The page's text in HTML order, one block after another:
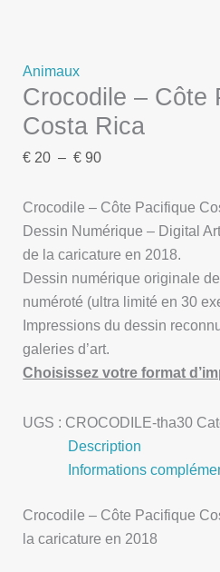
Animaux
Crocodile – Côte
Costa Rica
€ 20 – € 90
Crocodile – Côte Pacifique
Dessin Numérique – Digital
de la caricature en 2018.
Dessin numérique originale
numéroté (ultra limité en 30
Impressions du dessin
galeries d’art.
Choisissez votre format
UGS : CROCODILE-tha30
Description
Informations
Crocodile – Côte Pacifique
la caricature en 2018